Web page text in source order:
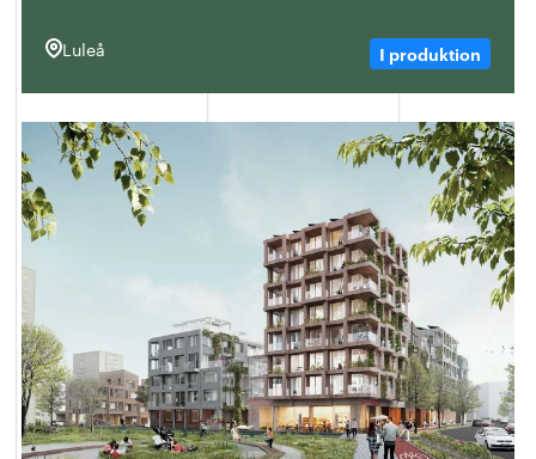
Luleå I produktion